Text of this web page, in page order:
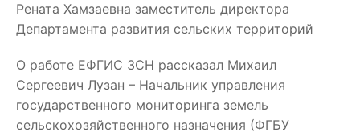
Рената Хамзаевна заместитель директора
Департамента развития сельских территорий
О работе ЕФГИС ЗСН рассказал Михаил
Сергеевич Лузан – Начальник управления
государственного мониторинга земель
сельскохозяйственного назначения (ФГБУ